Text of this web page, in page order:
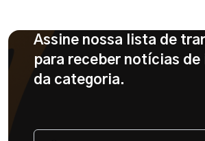
Assine nossa lista de
para receber notícias de
da categoria.